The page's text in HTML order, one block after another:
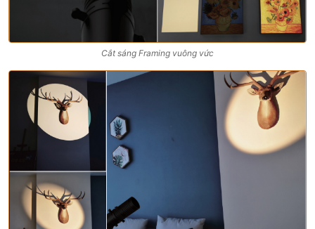
Cắt sáng Framing vuông vức